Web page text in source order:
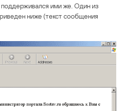
ими же. Один из
ниже (текст сообщения